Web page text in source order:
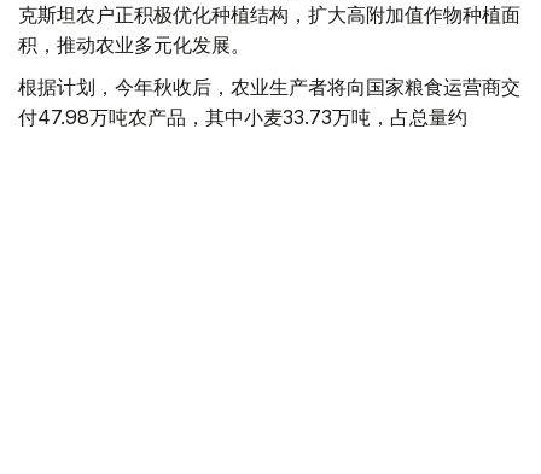
克斯坦农户正积极优化种植结构，扩大高附加值作物种植面
积，推动农业多元化发展。
根据计划，今年秋收后，农业生产者将向国家粮食运营商交
付47.98万吨农产品，其中小麦33.73万吨，占总量约